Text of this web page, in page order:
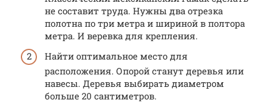
не составит труда. Нужны два отрезка
полотна по три метра и шириной в полтора
метра. И веревка для крепления.
Найти оптимальное место для
расположения. Опорой станут деревья или
навесы. Деревья выбирать диаметром
больше 20 сантиметров.